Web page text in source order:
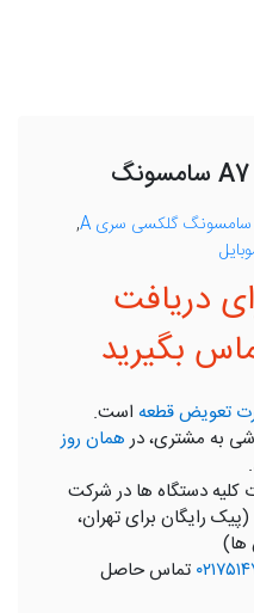
سامسونگ گلکسی سری A
,
دریافت
بگیرید
تعویض قطعه است.
به مشتری، درهمان روز
کلیه دستگاه ها در شرکت
رایگان برای تهران،
ها)
تماس حاصل